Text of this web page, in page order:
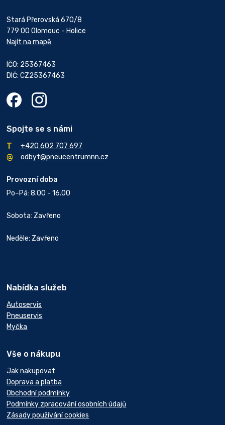
Stará Přerovská 670/8
779 00 Olomouc - Holice
Najít na mapě
IČO: 25367463
DIČ: CZ25367463
Spojte se s námi
+420 602 707 697
odbyt@pneucentrumnn.cz
Provozní doba
Po–Pá: 8.00 - 16.00
Sobota: Zavřeno
Neděle: Zavřeno
Nabídka služeb
Autoservis
Pneuservis
Myčka
Vše o nákupu
Jak nakupovat
Doprava a platba
Obchodní podmínky
Podmínky zpracování osobních údajů
Zásady používání cookies